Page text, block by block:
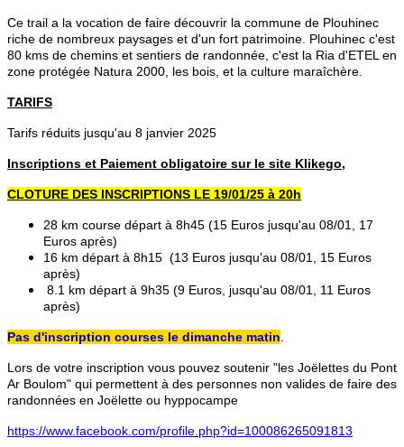
Ce trail a la vocation de faire découvrir la commune de Plouhinec
riche de nombreux paysages et d'un fort patrimoine. Plouhinec c'est
80 kms de chemins et sentiers de randonnée, c'est la Ria d'ETEL en
zone protégée Natura 2000, les bois, et la culture maraîchère.
TARIFS
Tarifs réduits jusqu'au 8 janvier 2025
Inscriptions et Paiement obligatoire sur le site Klikego,
CLOTURE DES INSCRIPTIONS LE 19/01/25 à 20h
28 km course départ à 8h45 (15 Euros jusqu'au 08/01, 17
Euros après)
16 km départ à 8h15 (13 Euros jusqu'au 08/01, 15 Euros
après)
8.1 km départ à 9h35 (9 Euros, jusqu'au 08/01, 11 Euros
après)
Pas d'inscription courses le dimanche matin
Lors de votre inscription vous pouvez soutenir "les Joëlettes du Pont
Ar Boulom" qui permettent à des personnes non valides de faire des
randonnées en Joëlette ou hyppocampe
https://www.facebook.com/profile.php?id=100086265091813